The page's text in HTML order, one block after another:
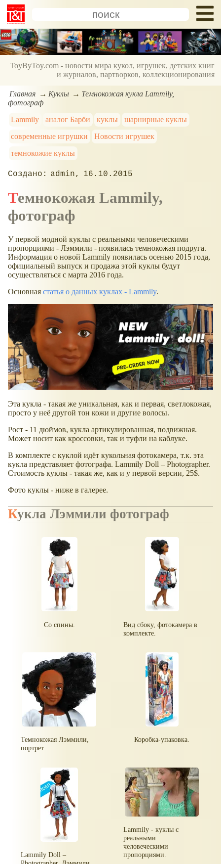
ToyByToy.com - новости мира кукол, игрушек, детских книг
и журналов, партворков, коллекционирования
Главная Куклы
Темнокожая кукла Lammily,
фотограф
Lammily
аналог Барби куклы
шарнирные куклы
современные игрушки
Новости игрушек
темнокожие куклы
admin 16.10.2015
Темнокожая Lammily,
фотограф
У первой модной куклы с реальными человеческими
пропорциями - Лэммили - появилась темнокожая подруга.
Информация о новой Lammily появилась осенью 2015 года,
официальный выпуск и продажа этой куклы будут
осуществляться с марта 2016 года.
Основная статья о данных куклах - Lammily.
Эта кукла - такая же уникальная, как и первая, светлокожая,
просто у неё другой тон кожи и другие волосы.
Рост - 11 дюймов, кукла артикулированная, подвижная.
Может носит как кроссовки, так и туфли на каблуке.
В комплекте с куклой идёт кукольная фотокамера, т.к. эта
кукла представляет фотографа. Lammily Doll – Photographer.
Стоимость куклы - такая же, как и у первой версии, 25$.
Фото куклы - ниже в галерее.
Кукла Лэммили фотограф
Со спины.
Вид сбоку, фотокамера в
комплекте.
Темнокожая Лэммили,
портрет.
Коробка-упаковка.
Lammily Doll –
Lammily - куклы с
реальными
человеческими
пропорциями.